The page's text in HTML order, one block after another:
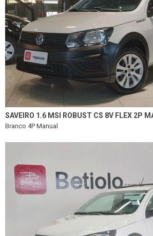
Limpar todos os filtros
SAVEIRO 1.6 MSI ROBUST CS 8V FLEX 2P
Branco 4P Manual